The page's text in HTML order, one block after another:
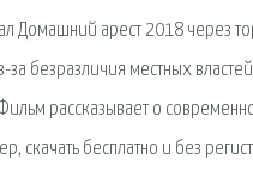
Домашний арест 2018 через
за безразличия местных
рассказывает о
скачать бесплатно и без